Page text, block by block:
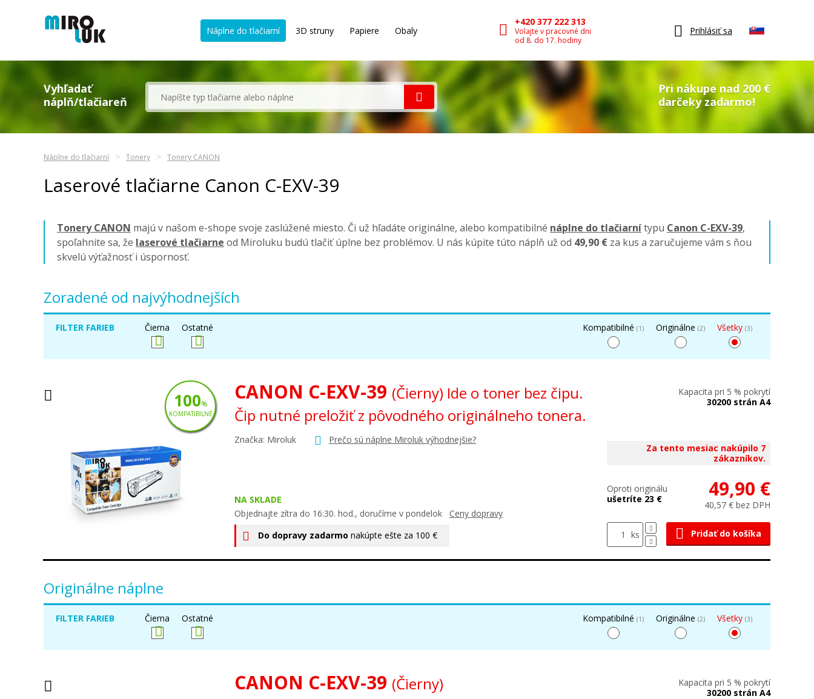
Náplne do tlačiarní 3D struny Papiere Obaly
+420 377 222 313
Volajte v pracovné dni
od 8. do 17. hodiny
Prihlásiť sa
Vyhľadať
náplň/tlačiareň
Pri nákupe nad 200 €
darčeky zadarmo!
Náplne do tlačiarní Tonery Tonery CANON
Laserové tlačiarne Canon C-EXV-39
Tonery CANON majú v našom e-shope svoje zaslúžené miesto. Či už hľadáte originálne, alebo kompatibilné náplne do tlačiarnítypu Canon C-EXV-39,
spoľahnite sa, že laserové tlačiarne od Miroluku budú tlačiť úplne bez problémov. U nás kúpite túto náplň už od 49,90 € za kus a zaručujeme vám s ňou
skvelú výťažnosť i úspornosť.
Zoradené od najvýhodnejších
FILTER FARIEB Čierna Ostatné Kompatibilné (1) Originálne (2) Všetky (3)
CANON C-EXV-39 (Čierny) Ide o toner bez čipu.
Čip nutné preložiť z pôvodného originálneho tonera.
Značka: Miroluk Prečo sú náplne Miroluk výhodnejšie?
NA SKLADE
Objednajte zítra do 16:30. hod., doručíme v pondelok Ceny dopravy
Do dopravy zadarmo nakúpte ešte za 100 €
Kapacita pri 5 % pokrytí
30200 strán A4
Za tento mesiac nakúpilo 7
zákazníkov.
Oproti originálu
ušetríte 23 €
49,90 €
40,57 € bez DPH
ks Pridať do košíka
100%
KOMPATIBILNÉ
Originálne náplne
FILTER FARIEB Čierna Ostatné Kompatibilné (1) Originálne (2) Všetky (3)
CANON C-EXV-39 (Čierny)
Kapacita pri 5 % pokrytí
30200 strán A4